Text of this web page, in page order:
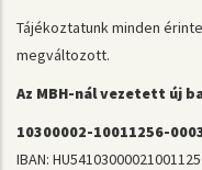
Tájékoztatunk minden
megváltozott.
Az MBH-nál vezetett
10300002-10011256-
IBAN: